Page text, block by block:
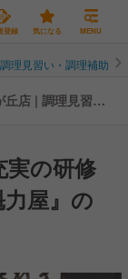
登録 気になる MENU
理見習い・調理補助
丘店 | 調理見習
実の研修
屋』の